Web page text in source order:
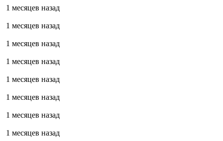
1 месяцев назад
1 месяцев назад
1 месяцев назад
1 месяцев назад
1 месяцев назад
1 месяцев назад
1 месяцев назад
1 месяцев назад